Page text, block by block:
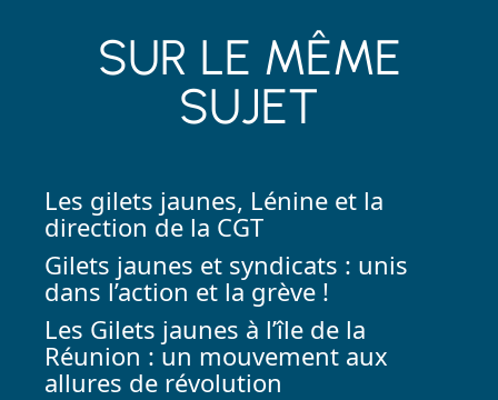
SUR LE MÊME
SUJET
Les gilets jaunes, Lénine et la
direction de la CGT
Gilets jaunes et syndicats : unis
dans l’action et la grève !
Les Gilets jaunes à l’île de la
Réunion : un mouvement aux
allures de révolution